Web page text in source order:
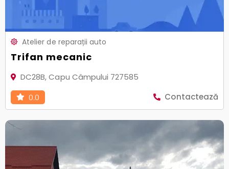
Atelier de reparații auto
Trifan mecanic
DC28B, Capu Câmpului 727585
0.0 Contactează